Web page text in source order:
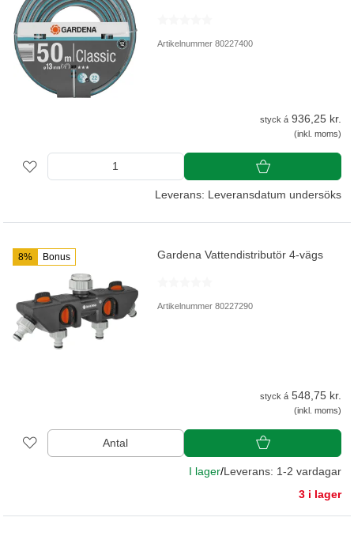
Artikelnummer 80227400
styck á 936,25 kr.
(inkl. moms)
Leverans: Leveransdatum undersöks
8% Bonus Gardena Vattendistributör 4-vägs
Artikelnummer 80227290
styck á 548,75 kr.
(inkl. moms)
Antal
I lager/Leverans: 1-2 vardagar
3 i lager